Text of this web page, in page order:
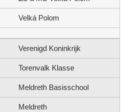
Velká Polom
Verenigd Koninkrijk
Torenvalk Klasse
Meldreth Basisschool
Meldreth